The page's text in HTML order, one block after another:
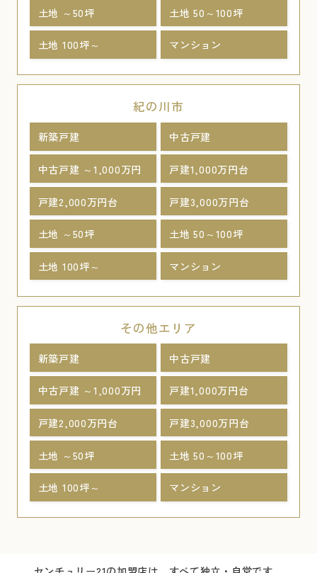
土地 ～50坪 土地 50～100坪
土地 100坪～ マンション
紀の川市
新築戸建 中古戸建
中古戸建 ～1,000万円 戸建1,000万円台
戸建2,000万円台 戸建3,000万円台
土地 ～50坪 土地 50～100坪
土地 100坪～ マンション
その他エリア
新築戸建 中古戸建
中古戸建 ～1,000万円 戸建1,000万円台
戸建2,000万円台 戸建3,000万円台
土地 ～50坪 土地 50～100坪
土地 100坪～ マンション